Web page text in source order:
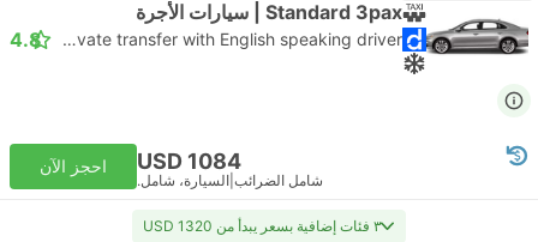
Standard 3pax | سيارات الأجرة
Daytrip private transfer with English speaking driver
4.8
USD 1084
شامل الضرائب السيارة، شامل.
احجز الآن
٣ فئات إضافية بسعر يبدأ من USD 1320